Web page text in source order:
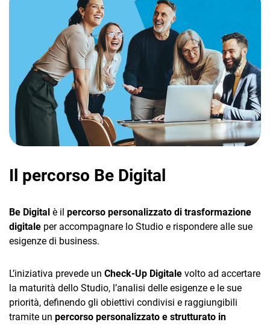
Il percorso Be Digital
Be Digital è il percorso personalizzato di trasformazione
digitale per accompagnare lo Studio e rispondere alle sue
esigenze di business.
L’iniziativa prevede un Check-Up Digitale volto ad accertare
la maturità dello Studio, l’analisi delle esigenze e le sue
priorità, definendo gli obiettivi condivisi e raggiungibili
tramite un percorso personalizzato e strutturato in